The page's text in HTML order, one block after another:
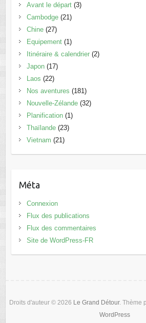
Avant le départ(3)
Cambodge(21)
Chine(27)
Equipement(1)
Itinéraire & calendrier(2)
Japon(17)
Laos (22)
Nos aventures (181)
Nouvelle-Zélande(32)
Planification(1)
Thaïlande(23)
Vietnam (21)
Méta
Connexion
Flux des publications
Flux des commentaires
Site de WordPress-FR
Droits d'auteur © 2026 Le Grand Détour. Thème
WordPress